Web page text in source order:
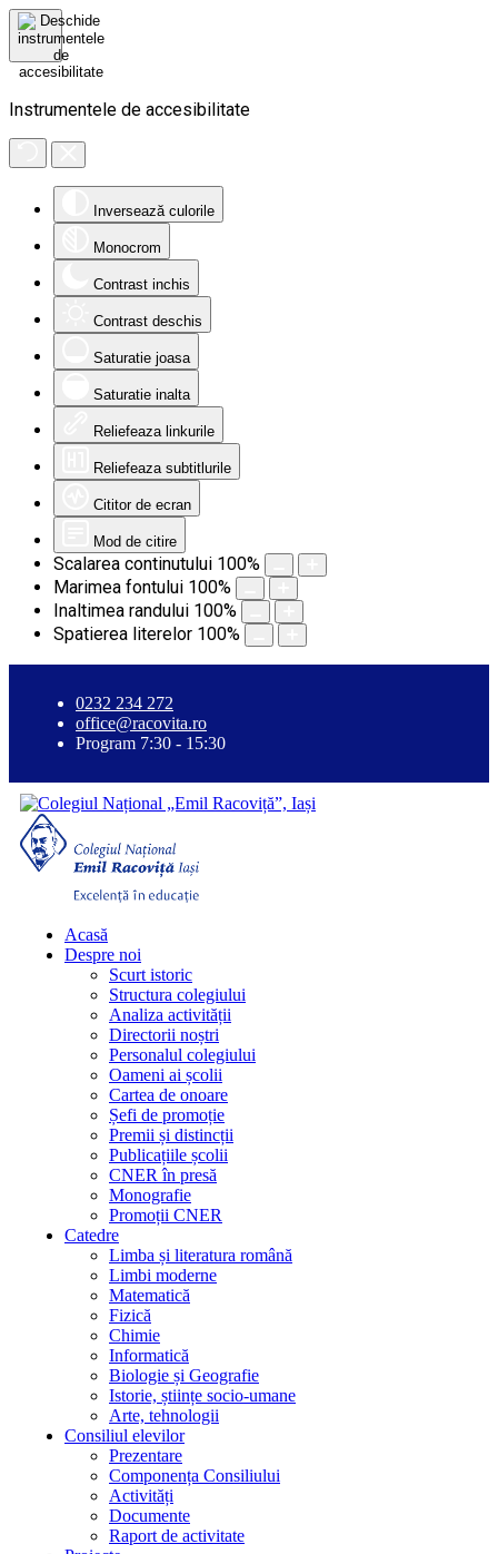
Instrumentele de accesibilitate
Inversează culorile
Monocrom
Contrast inchis
Contrast deschis
Saturatie joasa
Saturatie inalta
Reliefeaza linkurile
Reliefeaza subtitlurile
Cititor de ecran
Mod de citire
Scalarea continutului 100%
Marimea fontului 100%
Inaltimea randului 100%
Spatierea literelor 100%
0232 234 272
office@racovita.ro
Program 7:30 - 15:30
Acasă
Despre noi
Scurt istoric
Structura colegiului
Analiza activității
Directorii noștri
Personalul colegiului
Oameni ai școlii
Cartea de onoare
Șefi de promoție
Premii și distincții
Publicațiile școlii
CNER în presă
Monografie
Promoții CNER
Catedre
Limba și literatura română
Limbi moderne
Matematică
Fizică
Chimie
Informatică
Biologie și Geografie
Istorie, științe socio-umane
Arte, tehnologii
Consiliul elevilor
Prezentare
Componența Consiliului
Activități
Documente
Raport de activitate